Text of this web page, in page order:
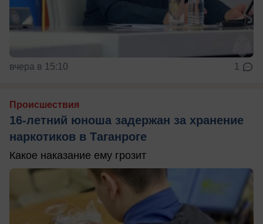
вчера в 15:10 1
Происшествия
16-летний юноша задержан за хранение
наркотиков в Таганроге
Какое наказание ему грозит